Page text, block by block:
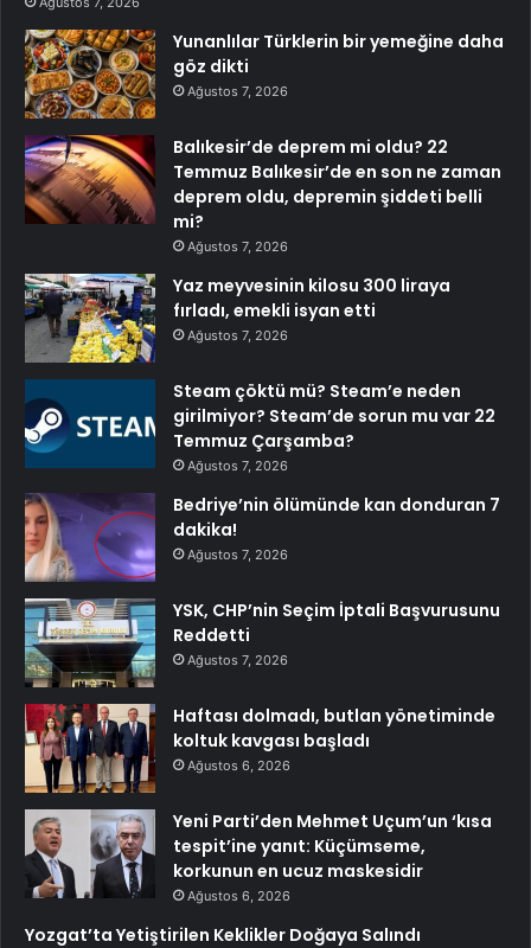
Yunanlılar Türklerin bir yemeğine daha
göz dikti
Ağustos 7, 2026
Balıkesir’de deprem mi oldu? 22
Temmuz Balıkesir’de en son ne zaman
deprem oldu, depremin şiddeti belli
mi?
Ağustos 7, 2026
Yaz meyvesinin kilosu 300 liraya
fırladı, emekli isyan etti
Ağustos 7, 2026
Steam çöktü mü? Steam’e neden
girilmiyor? Steam’de sorun mu var 22
Temmuz Çarşamba?
Ağustos 7, 2026
Bedriye’nin ölümünde kan donduran 7
dakika!
Ağustos 7, 2026
YSK, CHP’nin Seçim İptali Başvurusunu
Reddetti
Ağustos 7, 2026
Haftası dolmadı, butlan yönetiminde
koltuk kavgası başladı
Ağustos 6, 2026
Yeni Parti’den Mehmet Uçum’un ‘kısa
tespit’ine yanıt: Küçümseme,
korkunun en ucuz maskesidir
Ağustos 6, 2026
Yozgat’ta Yetiştirilen Keklikler Doğaya Salındı